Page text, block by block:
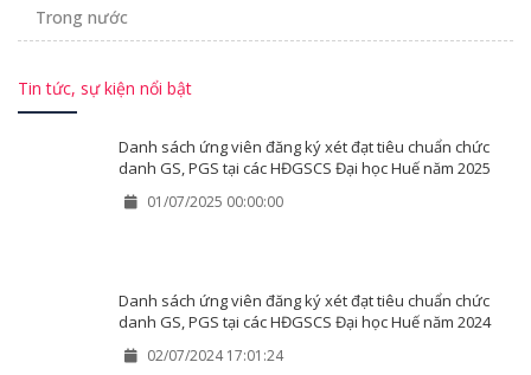
Trong nước
Tin tức, sự kiện nổi bật
Danh sách ứng viên đăng ký xét đạt tiêu chuẩn chức
danh GS, PGS tại các HĐGSCS Đại học Huế năm 2025
01/07/2025 00:00:00
Danh sách ứng viên đăng ký xét đạt tiêu chuẩn chức
danh GS, PGS tại các HĐGSCS Đại học Huế năm 2024
02/07/2024 17:01:24